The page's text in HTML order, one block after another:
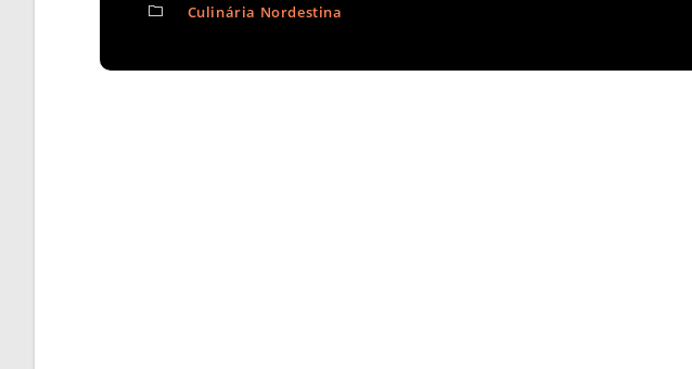
Culinária Nordestina